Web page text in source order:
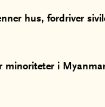
hus, fordriver
minoriteter i